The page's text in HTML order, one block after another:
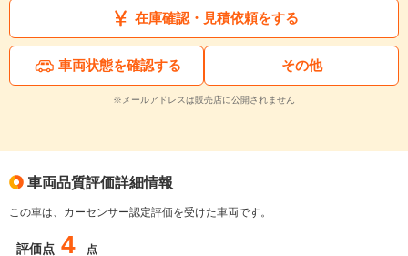
在庫確認・見積依頼をする
車両状態を確認する その他
※メールアドレスは販売店に公開されません
車両品質評価詳細情報
この車は、カーセンサー認定評価を受けた車両です。
評価点 4 点